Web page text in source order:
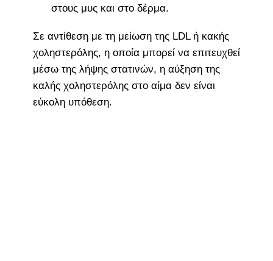
στους μυς και στο δέρμα.
Σε αντίθεση με τη μείωση της LDL ή κακής
χοληστερόλης, η οποία μπορεί να επιτευχθεί
μέσω της λήψης στατινών, η αύξηση της
καλής χοληστερόλης στο αίμα δεν είναι
εύκολη υπόθεση.